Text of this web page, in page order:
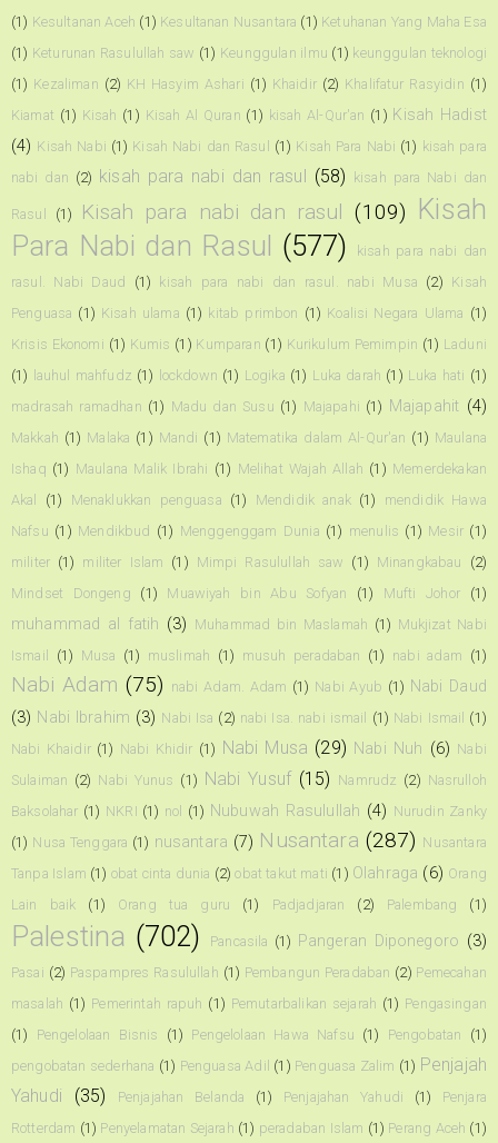
(1) Kesultanan Aceh (1) Kesultanan Nusantara (1) Ketuhanan Yang Maha Esa
(1) Keturunan Rasulullah saw (1) Keunggulan ilmu (1) keunggulan teknologi
(1) Kezaliman (2) KH Hasyim Ashari (1) Khaidir (2) Khalifatur Rasyidin (1)
Kiamat (1) Kisah (1) Kisah Al Quran (1) kisah Al-Qur'an (1) Kisah Hadist
(4) Kisah Nabi (1) Kisah Nabi dan Rasul (1) Kisah Para Nabi (1) kisah para
nabi dan (2) kisah para nabi dan rasul (58) kisah para Nabi dan
Rasul (1) Kisah para nabi dan rasul (109) Kisah
Para Nabi dan Rasul (577)
kisah para nabi dan
rasul. Nabi Daud
(1) kisah para nabi dan rasul. nabi Musa (2) Kisah
Penguasa (1) Kisah ulama (1) kitab primbon (1) Koalisi Negara Ulama (1)
Krisis Ekonomi (1) Kumis (1) Kumparan (1) Kurikulum Pemimpin (1) Laduni
(1) lauhul mahfudz (1) lockdown (1) Logika (1) Luka darah (1) Luka hati (1)
madrasah ramadhan (1) Madu dan Susu (1) Majapahi (1) Majapahit (4)
Makkah (1) Malaka (1) Mandi (1) Matematika dalam Al-Qur'an (1) Maulana
Ishaq (1) Maulana Malik Ibrahi (1) Melihat Wajah Allah (1) Memerdekakan
Akal
(1) Menaklukkan penguasa (1) Mendidik anak (1)
mendidik Hawa
Nafsu (1) Mendikbud (1) Menggenggam Dunia (1) menulis (1) Mesir (1)
militer (1) militer Islam (1) Mimpi Rasulullah saw (1) Minangkabau
(2)
Mindset Dongeng
(1) Muawiyah bin Abu Sofyan (1) Mufti Johor (1)
muhammad al fatih (3) Muhammad bin Maslamah (1) Mukjizat Nabi
Ismail
(1) Musa (1) muslimah (1) musuh peradaban (1) nabi adam (1)
Nabi Adam (75) nabi Adam. Adam (1) Nabi Ayub (1) Nabi Daud
(3) Nabi Ibrahim (3) Nabi Isa (2) nabi Isa. nabi ismail (1) Nabi Ismail (1)
Nabi Khaidir (1) Nabi Khidir (1) Nabi Musa (29) Nabi Nuh (6) Nabi
Sulaiman (2) Nabi Yunus (1) Nabi Yusuf (15) Namrudz (2) Nasrulloh
Baksolahar (1) NKRI (1) nol (1) Nubuwah Rasulullah (4) Nurudin Zanky
(1) Nusa Tenggara (1) nusantara (7) Nusantara (287) Nusantara
Tanpa Islam (1) obat cinta dunia (2) obat takut mati (1) Olahraga (6) Orang
Lain baik
(1) Orang tua guru (1) Padjadjaran (2) Palembang (1)
Palestina (702) Pancasila (1) Pangeran Diponegoro (3)
Pasai (2) Paspampres Rasulullah (1) Pembangun Peradaban (2) Pemecahan
masalah (1) Pemerintah rapuh (1) Pemutarbalikan sejarah (1) Pengasingan
(1)
Pengelolaan Bisnis (1) Pengelolaan Hawa Nafsu (1) Pengobatan
(1)
pengobatan sederhana (1) Penguasa Adil (1) Penguasa Zalim (1) Penjajah
Yahudi
(35) Penjajahan Belanda (1) Penjajahan Yahudi (1)
Penjara
Rotterdam (1) Penyelamatan Sejarah (1) peradaban Islam (1) Perang Aceh (1)